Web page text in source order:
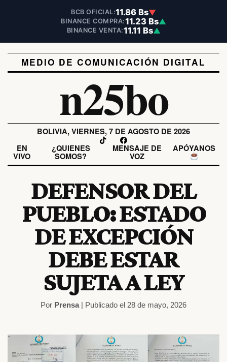
BCB OFICIAL:11.86 Bs▼
BINANCE COMPRA:11.23 Bs▲
BINANCE VENTA:11.11 Bs▲
MEDIO DE COMUNICACIÓN DIGITAL
n25bo
BOLIVIA, VIERNES, 7 DE AGOSTO DE 2026
EN
VIVO
¿QUIENES
SOMOS?
MENSAJE DE
VOZ
APÓYANOS
DEFENSOR DEL
PUEBLO: ESTADO
DE EXCEPCIÓN
DEBE ESTAR
SUJETA A LEY
Por Prensa| Publicado el 28 de mayo, 2026